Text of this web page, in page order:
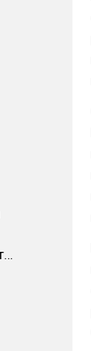
Ночной музпостинг